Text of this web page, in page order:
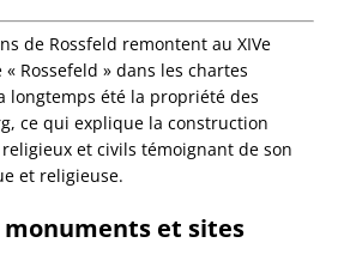
de Rossfeld remontent au XIVe
Rossefeld » dans les chartes
longtemps été la propriété des
ce qui explique la construction
religieux et civils témoignant de son
et religieuse.
et sites